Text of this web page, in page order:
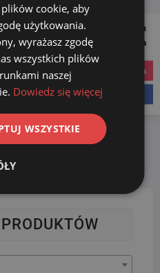
Follow us on
Social Media
instagram
cookie, aby
użytkowania.
wyrażasz zgodę
wszystkich plików
naszej
Dowiedz się więcej
WSZYSTKIE